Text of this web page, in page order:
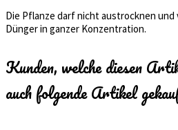
Die Pflanze darf nicht austrocknen
Dünger in ganzer Konzentration.
Kunden, welche diesen
auch folgende Artikel